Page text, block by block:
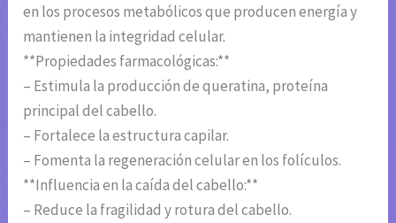
en los procesos metabólicos que producen energía y
mantienen la integridad celular.
**Propiedades farmacológicas:**
– Estimula la producción de queratina, proteína
principal del cabello.
– Fortalece la estructura capilar.
– Fomenta la regeneración celular en los folículos.
**Influencia en la caída del cabello:**
– Reduce la fragilidad y rotura del cabello.